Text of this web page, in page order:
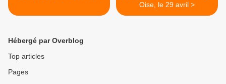
Oise, le 29 avril >
Hébergé par Overblog
Top articles
Pages